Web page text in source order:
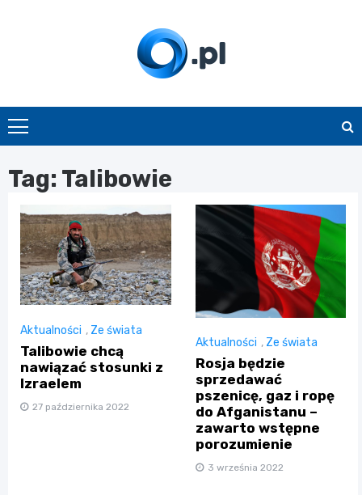
O.pl
Tag: Talibowie
Aktualności , Ze świata
Talibowie chcą
nawiązać stosunki z
Izraelem
27 października 2022
Aktualności , Ze świata
Rosja będzie
sprzedawać
pszenicę, gaz i ropę
do Afganistanu –
zawarto wstępne
porozumienie
3 września 2022